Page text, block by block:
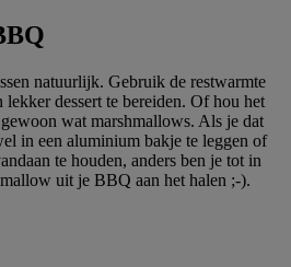
natuurlijk. Gebruik de restwarmte
lekker dessert te bereiden. Of hou het
wat marshmallows. Als je dat
in een aluminium bakje te leggen of
te houden, anders ben je tot in
uit je BBQ aan het halen ;-).